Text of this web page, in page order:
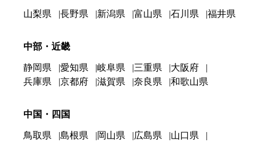
山梨県 長野県 新潟県 富山県 石川県 福井県
中部・近畿
静岡県 愛知県 岐阜県 三重県
大阪府
兵庫県
京都府 滋賀県 奈良県 和歌山県
中国・四国
鳥取県 島根県 岡山県 広島県
山口県